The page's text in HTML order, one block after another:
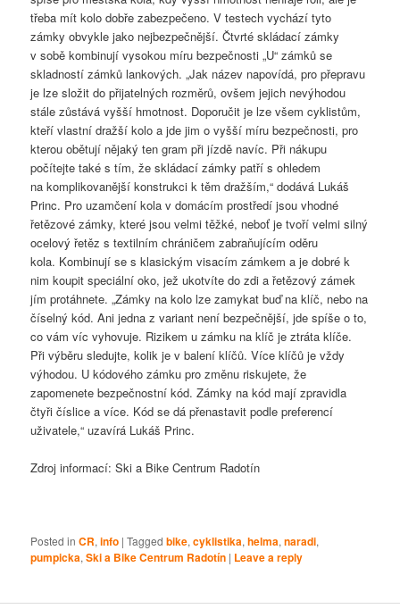
třeba mít kolo dobře zabezpečeno. V testech vychází tyto
zámky obvykle jako nejbezpečnější. Čtvrté skládací zámky
v sobě kombinují vysokou míru bezpečnosti „U“ zámků se
skladností zámků lankových. „Jak název napovídá, pro přepravu
je lze složit do přijatelných rozměrů, ovšem jejich nevýhodou
stále zůstává vyšší hmotnost. Doporučit je lze všem cyklistům,
kteří vlastní dražší kolo a jde jim o vyšší míru bezpečnosti, pro
kterou obětují nějaký ten gram při jízdě navíc. Při nákupu
počítejte také s tím, že skládací zámky patří s ohledem
na komplikovanější konstrukci k těm dražším,“ dodává Lukáš
Princ. Pro uzamčení kola v domácím prostředí jsou vhodné
řetězové zámky, které jsou velmi těžké, neboť je tvoří velmi silný
ocelový řetěz s textilním chráničem zabraňujícím oděru
kola. Kombinují se s klasickým visacím zámkem a je dobré k
nim koupit speciální oko, jež ukotvíte do zdi a řetězový zámek
jím protáhnete. „Zámky na kolo lze zamykat buď na klíč, nebo na
číselný kód. Ani jedna z variant není bezpečnější, jde spíše o to,
co vám víc vyhovuje. Rizikem u zámku na klíč je ztráta klíče.
Při výběru sledujte, kolik je v balení klíčů. Více klíčů je vždy
výhodou. U kódového zámku pro změnu riskujete, že
zapomenete bezpečnostní kód. Zámky na kód mají zpravidla
čtyři číslice a více. Kód se dá přenastavit podle preferencí
uživatele,“ uzavírá Lukáš Princ.
Zdroj informací: Ski a Bike Centrum Radotín
Posted in CR,info |Tagged bike,cyklistika,helma,naradi,
pumpicka,Ski a Bike Centrum Radotín | Leave a reply